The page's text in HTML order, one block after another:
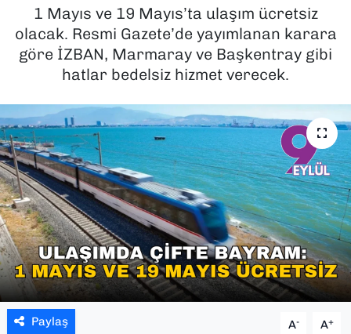
1 Mayıs ve 19 Mayıs’ta ulaşım ücretsiz
olacak. Resmi Gazete’de yayımlanan karara
göre İZBAN, Marmaray ve Başkentray gibi
hatlar bedelsiz hizmet verecek.
Paylaş A- A+
POLİTİKA
SAĞLIK
SPOR
TEKNOLOJİ
YAŞAM
YEREL YÖNETİMLER